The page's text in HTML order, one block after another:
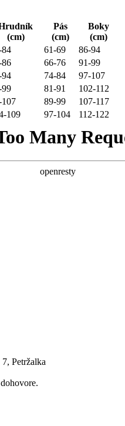
(cm)
Pás
(cm)
Boky
(cm)
84 61-69
86-94
86 66-76
91-99
94 74-84
97-107
99 81-91
102-112
89-99
107-117
109 97-104 112-122
Petržalka